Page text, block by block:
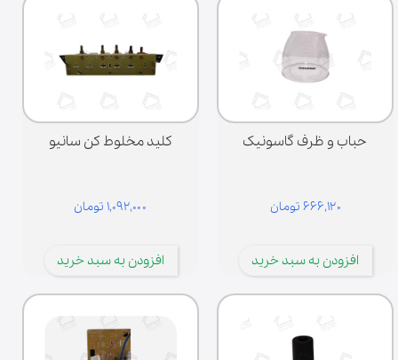
حباب و ظرف گاسونیک
۶۶۶,۱۲۰ تومان
افزودن به سبد خرید
کلید مخلوط کن سانیو
۱,۰۹۲,۰۰۰ تومان
افزودن به سبد خرید